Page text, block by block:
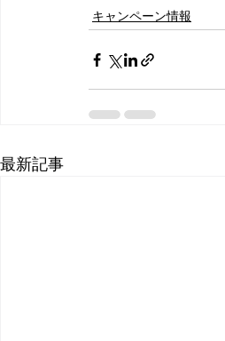
キャンペーン情報
最新記事